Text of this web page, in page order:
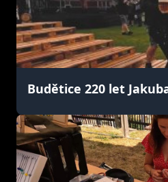
Budětice 220 let